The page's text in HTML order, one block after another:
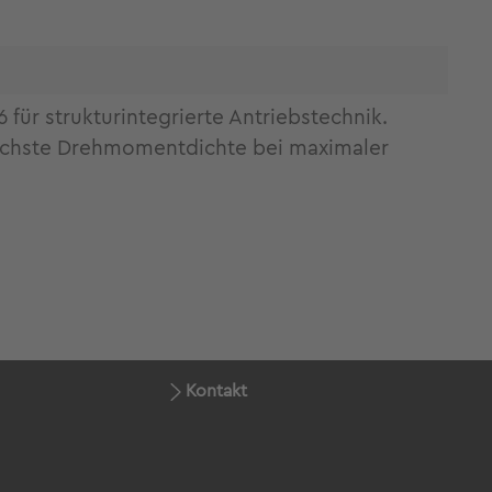
für strukturintegrierte Antriebstechnik.
Drehmomentdichte bei maximaler
Kontakt